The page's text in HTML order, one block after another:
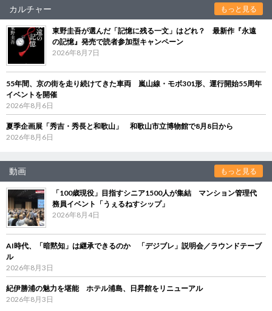
カルチャー もっと見る
東野圭吾が選んだ「記憶に残る一文」はどれ？ 最新作『永遠
の記憶』発売で読者参加型キャンペーン
2026年8月7日
55年間、京の街を走り続けてきた車両 嵐山線・モボ301形、運行開始55周年
イベントを開催
2026年8月6日
夏季企画展「秀吉・秀長と和歌山」 和歌山市立博物館で8月8日から
2026年8月6日
動画 もっと見る
「100歳現役」目指すシニア1500人が集結 マンション管理代
務員イベント「うぇるねすシップ」
2026年8月4日
AI時代、「暗黙知」は継承できるのか 「デジブレ」説明会／ラウンドテーブ
ル
2026年8月3日
紀伊勝浦の魅力を堪能 ホテル浦島、日昇館をリニューアル
2026年8月3日